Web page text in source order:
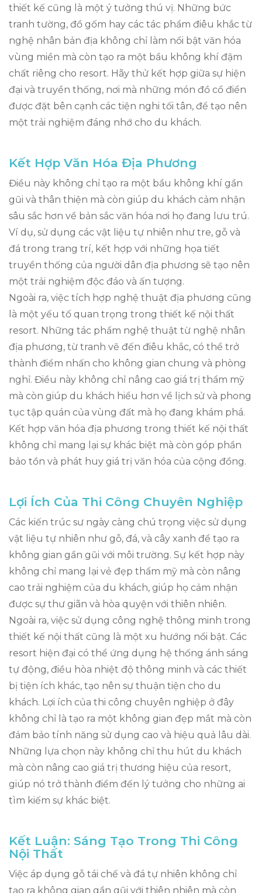
thiết kế cũng là một ý tưởng thú vị. Những bức
tranh tường, đồ gốm hay các tác phẩm điêu khắc từ
nghệ nhân bản địa không chỉ làm nổi bật văn hóa
vùng miền mà còn tạo ra một bầu không khí đậm
chất riêng cho resort. Hãy thử kết hợp giữa sự hiện
đại và truyền thống, nơi mà những món đồ cổ điển
được đặt bên cạnh các tiện nghi tối tân, để tạo nên
một trải nghiệm đáng nhớ cho du khách.
Kết Hợp Văn Hóa Địa Phương
Điều này không chỉ tạo ra một bầu không khí gần
gũi và thân thiện mà còn giúp du khách cảm nhận
sâu sắc hơn về bản sắc văn hóa nơi họ đang lưu trú.
Ví dụ, sử dụng các vật liệu tự nhiên như tre, gỗ và
đá trong trang trí, kết hợp với những họa tiết
truyền thống của người dân địa phương sẽ tạo nên
một trải nghiệm độc đáo và ấn tượng.
Ngoài ra, việc tích hợp nghệ thuật địa phương cũng
là một yếu tố quan trọng trong thiết kế nội thất
resort. Những tác phẩm nghệ thuật từ nghệ nhân
địa phương, từ tranh vẽ đến điêu khắc, có thể trở
thành điểm nhấn cho không gian chung và phòng
nghỉ. Điều này không chỉ nâng cao giá trị thẩm mỹ
mà còn giúp du khách hiểu hơn về lịch sử và phong
tục tập quán của vùng đất mà họ đang khám phá.
Kết hợp văn hóa địa phương trong thiết kế nội thất
không chỉ mang lại sự khác biệt mà còn góp phần
bảo tồn và phát huy giá trị văn hóa của cộng đồng.
Lợi Ích Của Thi Công Chuyên Nghiệp
Các kiến trúc sư ngày càng chú trọng việc sử dụng
vật liệu tự nhiên như gỗ, đá, và cây xanh để tạo ra
không gian gần gũi với môi trường. Sự kết hợp này
không chỉ mang lại vẻ đẹp thẩm mỹ mà còn nâng
cao trải nghiệm của du khách, giúp họ cảm nhận
được sự thư giãn và hòa quyện với thiên nhiên.
Ngoài ra, việc sử dụng công nghệ thông minh trong
thiết kế nội thất cũng là một xu hướng nổi bật. Các
resort hiện đại có thể ứng dụng hệ thống ánh sáng
tự động, điều hòa nhiệt độ thông minh và các thiết
bị tiện ích khác, tạo nên sự thuận tiện cho du
khách. Lợi ích của thi công chuyên nghiệp ở đây
không chỉ là tạo ra một không gian đẹp mắt mà còn
đảm bảo tính năng sử dụng cao và hiệu quả lâu dài.
Những lựa chọn này không chỉ thu hút du khách
mà còn nâng cao giá trị thương hiệu của resort,
giúp nó trở thành điểm đến lý tưởng cho những ai
tìm kiếm sự khác biệt.
Kết Luận: Sáng Tạo Trong Thi Công
Nội Thất
Việc áp dụng gỗ tái chế và đá tự nhiên không chỉ
tạo ra không gian gần gũi với thiên nhiên mà còn